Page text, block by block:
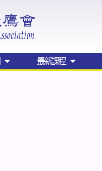
最新課程